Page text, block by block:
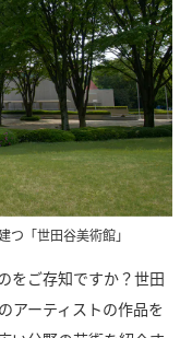
「世田谷美術館」
をご存知ですか？世田
アーティストの作品を